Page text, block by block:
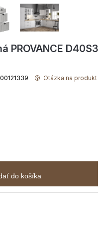
PROVANCE D40S3
Otázka na produkt
do košíka